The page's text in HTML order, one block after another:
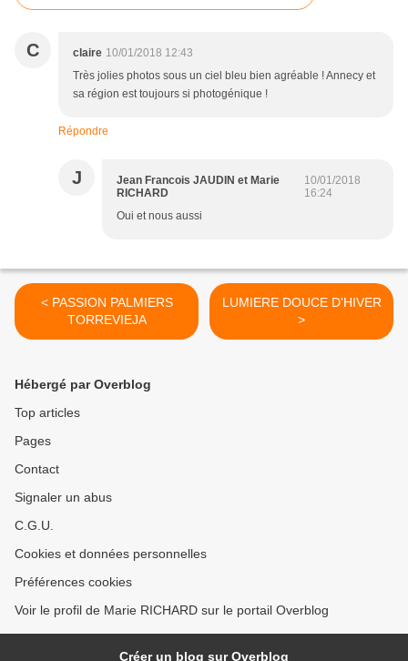
C claire 10/01/2018 12:43
Très jolies photos sous un ciel bleu bien agréable ! Annecy et
sa région est toujours si photogénique !
Répondre
J
Jean Francois JAUDIN et Marie
RICHARD
10/01/2018
16:24
Oui et nous aussi
< PASSION PALMIERS
TORREVIEJA
LUMIERE DOUCE D'HIVER
>
Hébergé par Overblog
Top articles
Pages
Contact
Signaler un abus
C.G.U.
Cookies et données personnelles
Préférences cookies
Voir le profil de Marie RICHARD sur le portail Overblog
Créer un blog sur Overblog